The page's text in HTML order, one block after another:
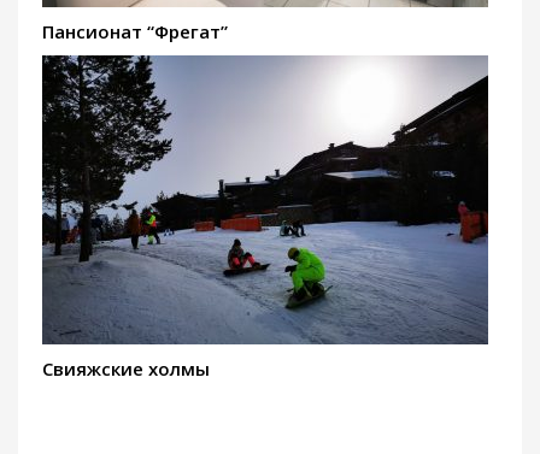
Пансионат “Фрегат”
Свияжские холмы